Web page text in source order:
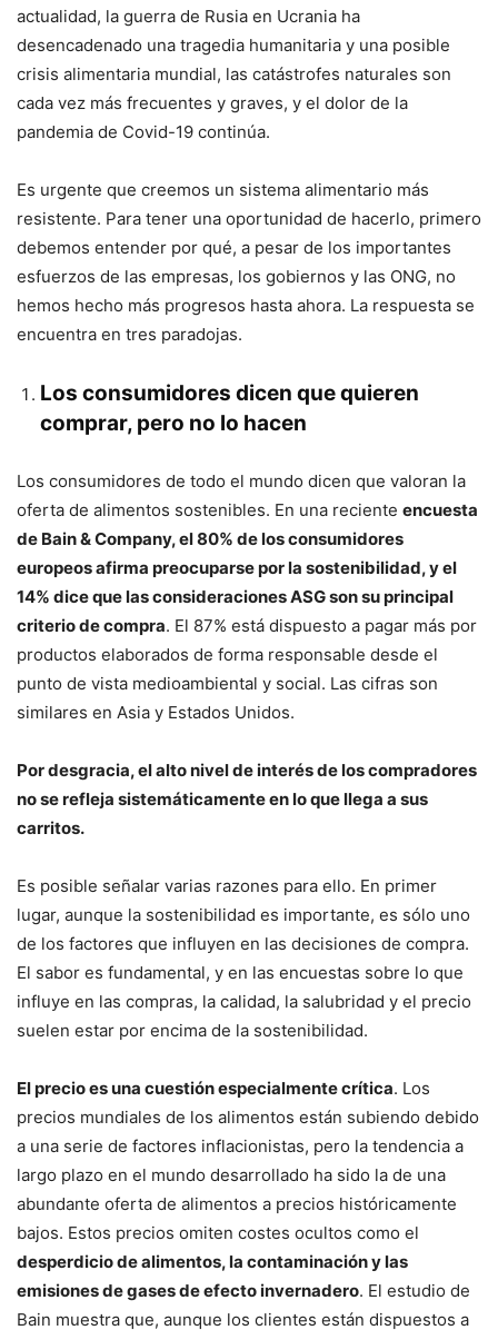
actualidad, la guerra de Rusia en Ucrania ha
desencadenado una tragedia humanitaria y una posible
crisis alimentaria mundial, las catástrofes naturales son
cada vez más frecuentes y graves, y el dolor de la
pandemia de Covid-19 continúa.
Es urgente que creemos un sistema alimentario más
resistente. Para tener una oportunidad de hacerlo, primero
debemos entender por qué, a pesar de los importantes
esfuerzos de las empresas, los gobiernos y las ONG, no
hemos hecho más progresos hasta ahora. La respuesta se
encuentra en tres paradojas.
Los consumidores dicen que quieren
comprar, pero no lo hacen
Los consumidores de todo el mundo dicen que valoran la
oferta de alimentos sostenibles. En una reciente encuesta
de Bain & Company, el 80% de los consumidores
europeos afirma preocuparse por la sostenibilidad, y el
14% dice que las consideraciones ASG son su principal
criterio de compra. El 87% está dispuesto a pagar más por
productos elaborados de forma responsable desde el
punto de vista medioambiental y social. Las cifras son
similares en Asia y Estados Unidos.
Por desgracia, el alto nivel de interés de los compradores
no se refleja sistemáticamente en lo que llega a sus
carritos.
Es posible señalar varias razones para ello. En primer
lugar, aunque la sostenibilidad es importante, es sólo uno
de los factores que influyen en las decisiones de compra.
El sabor es fundamental, y en las encuestas sobre lo que
influye en las compras, la calidad, la salubridad y el precio
suelen estar por encima de la sostenibilidad.
El precio es una cuestión especialmente crítica. Los
precios mundiales de los alimentos están subiendo debido
a una serie de factores inflacionistas, pero la tendencia a
largo plazo en el mundo desarrollado ha sido la de una
abundante oferta de alimentos a precios históricamente
bajos. Estos precios omiten costes ocultos como el
desperdicio de alimentos, la contaminación y las
emisiones de gases de efecto invernadero. El estudio de
Bain muestra que, aunque los clientes están dispuestos a